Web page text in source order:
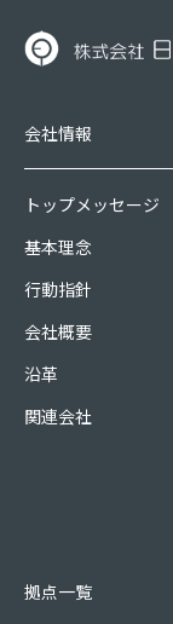
会社情報
トップメッセージ
基本理念
行動指針
会社概要
沿革
関連会社
拠点一覧